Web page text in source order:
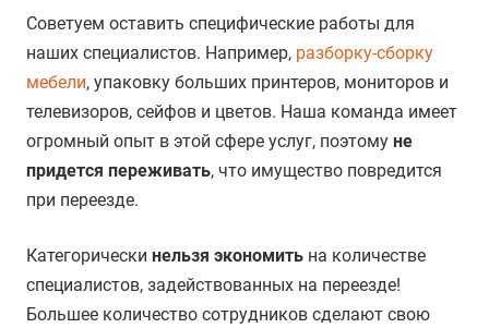
Советуем оставить специфические работы для
наших специалистов. Например, разборку-сборку
мебели, упаковку больших принтеров, мониторов и
телевизоров, сейфов и цветов. Наша команда имеет
огромный опыт в этой сфере услуг, поэтому не
придется переживать, что имущество повредится
при переезде.
Категорически нельзя экономить на количестве
специалистов, задействованных на переезде!
Большее количество сотрудников сделают свою